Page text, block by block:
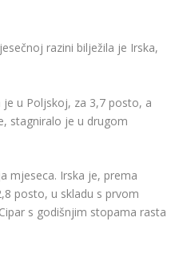
razini bilježila je Irska,
u Poljskoj, za 3,7 posto, a
stagniralo je u drugom
mjeseca. Irska je, prema
posto, u skladu s prvom
s godišnjim stopama rasta